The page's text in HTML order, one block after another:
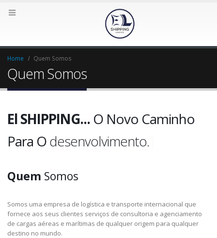
Home Quem Somos
Quem Somos
El SHIPPING... O Novo Caminho
Para Odesenvolvimento.
Quem Somos
Somos uma empresa de logística e transporte internacional que
fornece aos seus clientes serviços de consultoria e agenciamento
de cargas aéreas e marítimas de qualquer origem para qualquer
destino no mundo.